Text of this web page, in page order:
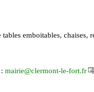
emboitables, chaises,
mairie@clermont-le-fort.fr